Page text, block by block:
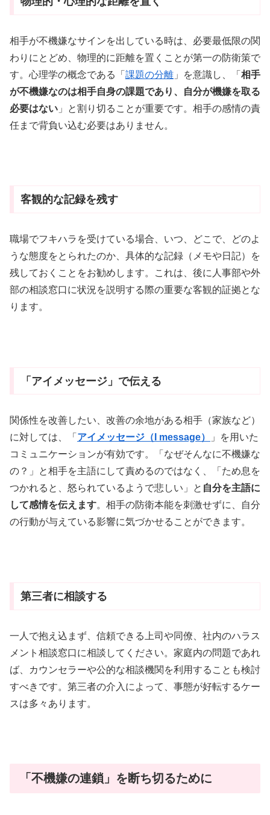
相手が不機嫌なサインを出している時は、必要最低限の関
わりにとどめ、物理的に距離を置くことが第一の防衛策で
す。心理学の概念である「 課題の分離 」を意識し、「 相手
が不機嫌なのは相手自身の課題であり、自分が機嫌を取る
必要はない 」と割り切ることが重要です。相手の感情の責
任まで背負い込む必要はありません。
客観的な記録を残す
職場でフキハラを受けている場合、いつ、どこで、どのよ
うな態度をとられたのか、具体的な記録（メモや日記）を
残しておくことをお勧めします。これは、後に人事部や外
部の相談窓口に状況を説明する際の重要な客観的証拠とな
ります。
「アイメッセージ」で伝える
関係性を改善したい、改善の余地がある相手（家族など）
に対しては、「 アイメッセージ（I message）
」を用いた
コミュニケーションが有効です。「なぜそんなに不機嫌な
の？」と相手を主語にして責めるのではなく、「ため息を
つかれると、怒られているようで悲しい」と 自分を主語に
して感情を伝えます。相手の防衛本能を刺激せずに、自分
の行動が与えている影響に気づかせることができます。
第三者に相談する
一人で抱え込まず、信頼できる上司や同僚、社内のハラス
メント相談窓口に相談してください。家庭内の問題であれ
ば、カウンセラーや公的な相談機関を利用することも検討
すべきです。第三者の介入によって、事態が好転するケー
スは多々あります。
「不機嫌の連鎖」を断ち切るために